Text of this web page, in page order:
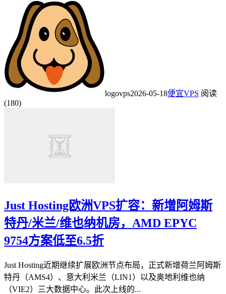
logovps2026-05-18便宜VPS 阅读
(180)
Just Hosting欧洲VPS扩容：新增阿姆斯
特丹/米兰/维也纳机房，AMD EPYC
9754方案低至6.5折
Just Hosting近期继续扩展欧洲节点布局，正式新增荷兰阿姆斯
特丹（AMS4）、意大利米兰（LIN1）以及奥地利维也纳
（VIE2）三大数据中心。此次上线的...